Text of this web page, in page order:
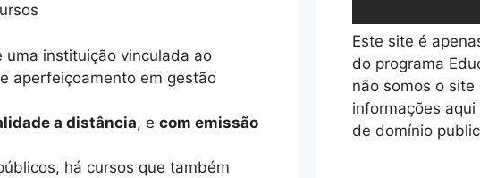
uma instituição vinculada ao
aperfeiçoamento em gestão
a distância, e com emissão
há cursos que também
Este site é
do programa
não somos o site
informações
de domínio